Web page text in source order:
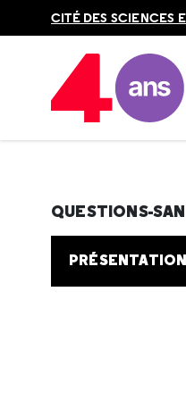
en
CITÉ DES SCIENCES
Accueil Au programme
QUESTIONS-
PRÉSENTATION